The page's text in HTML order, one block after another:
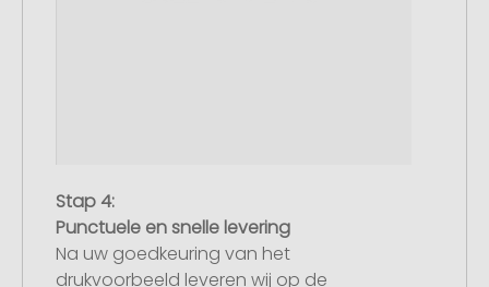
Stap 4:
Punctuele en snelle levering
Na uw goedkeuring van het
drukvoorbeeld leveren wij op de